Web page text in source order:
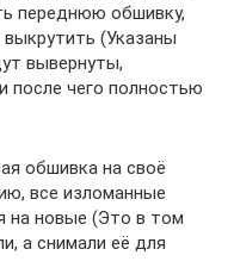
переднюю обшивку,
(Указаны
вывернуты,
после чего полностью
обшивка на своё
все изломанные
на новые (Это в том
а снимали её для